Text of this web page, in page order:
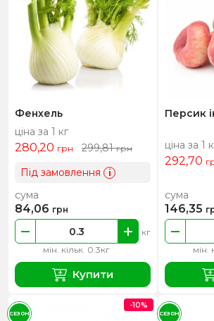
Фенхель
ціна за 1 кг
280,20 грн 299,81грн
Під замовлення i
мін. кільк. 0.3кг
кг
сума
84,06 грн
Купити
Персик
ціна за 1
292,70
мін.
сума
146,35
-10%
СЕЗОН СЕЗОН